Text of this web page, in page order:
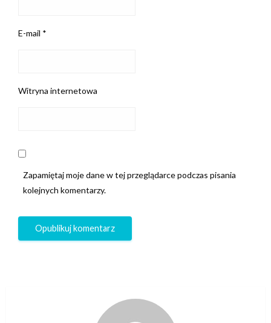
E-mail *
Witryna internetowa
Zapamiętaj moje dane w tej przeglądarce podczas pisania
kolejnych komentarzy.